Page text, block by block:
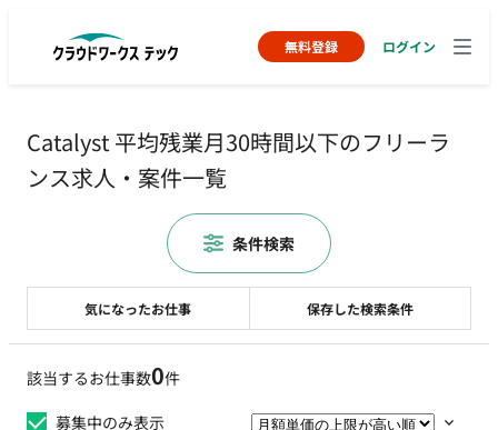
無料登録 ログイン
Catalyst 平均残業月30時間以下のフリーラ
ンス求人・案件一覧
該当するお仕事数0件
募集中のみ表示
気になったお仕事 保存した検索条件
条件検索